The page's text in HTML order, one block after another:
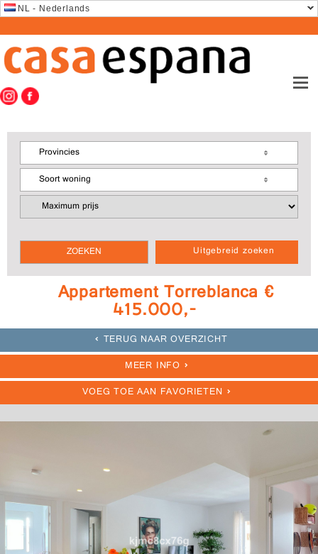
NL - Nederlands
Uitgebreid zoeken
Provincies
Soort woning
Appartement Torreblanca €
415.000,-
TERUG NAAR OVERZICHT
MEER INFO
VOEG TOE AAN FAVORIETEN